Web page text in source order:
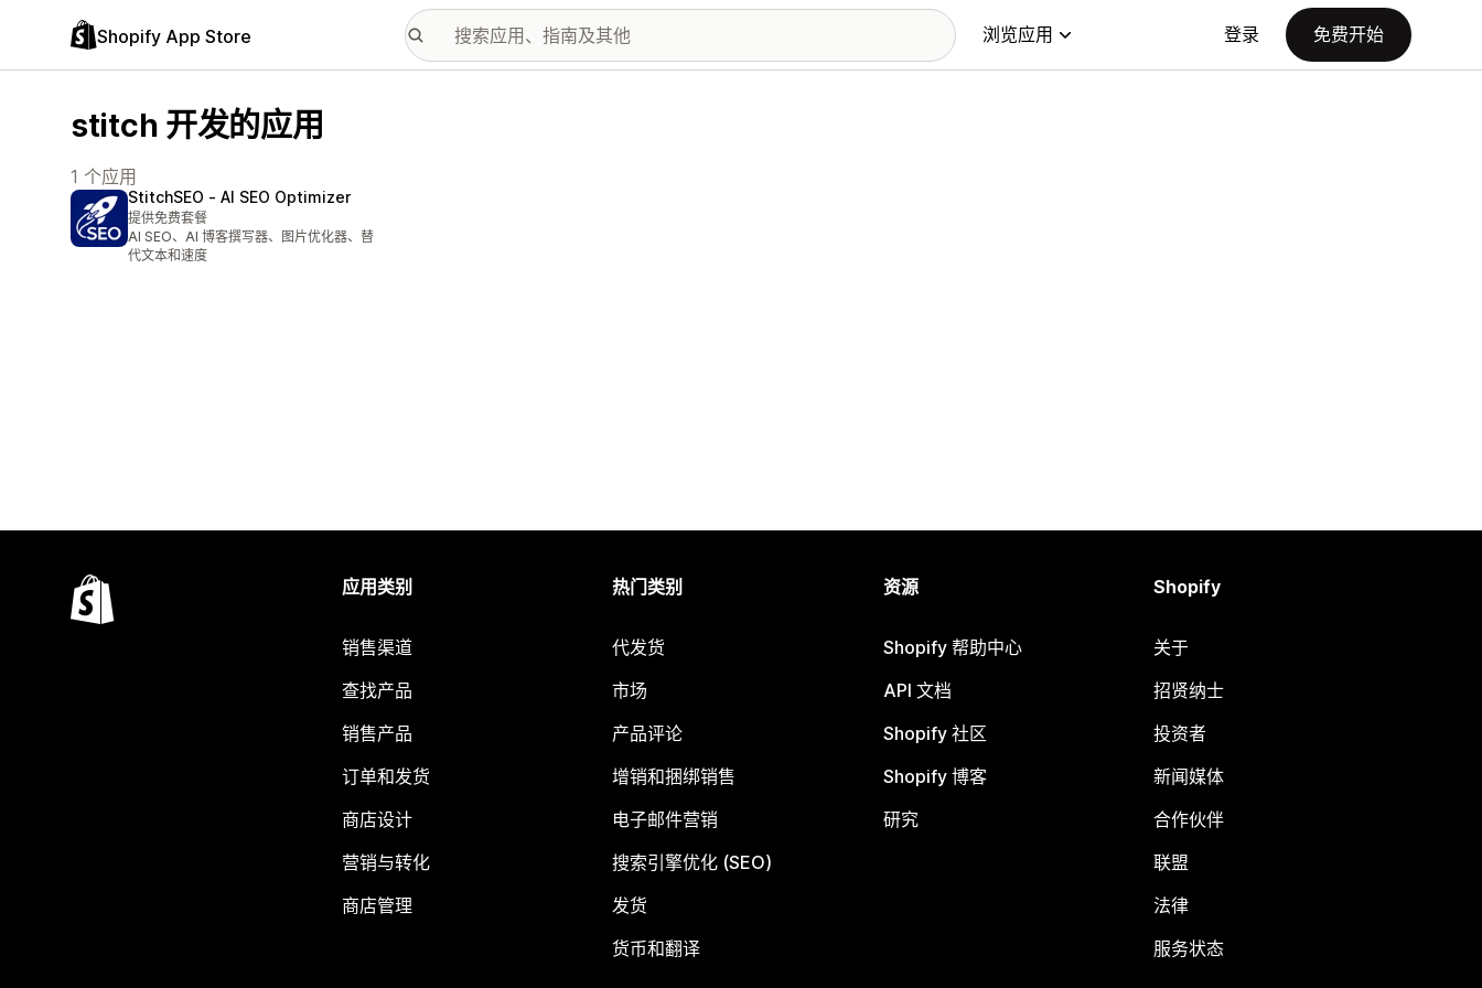
Shopify App Store 浏览应用 登录 免费开始
stitch 开发的应用
1 个应用
StitchSEO ‑ AI SEO Optimizer
提供免费套餐
AI SEO、AI 博客撰写器、图片优化器、替
代文本和速度
应用类别
销售渠道
查找产品
销售产品
订单和发货
商店设计
营销与转化
商店管理
热门类别
代发货
市场
产品评论
增销和捆绑销售
电子邮件营销
搜索引擎优化 (SEO)
发货
货币和翻译
资源
Shopify 帮助中心
API 文档
Shopify 社区
Shopify 博客
研究
Shopify
关于
招贤纳士
投资者
新闻媒体
合作伙伴
联盟
法律
服务状态